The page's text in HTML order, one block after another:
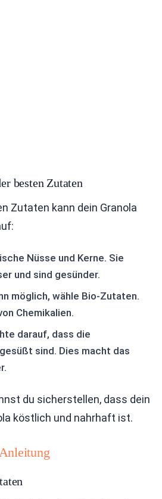
besten Zutaten
Zutaten kann dein Granola
Nüsse und Kerne. Sie
und sind gesünder.
möglich, wähle Bio-Zutaten.
Chemikalien.
darauf, dass die
sind. Dies macht das
du sicherstellen, dass dein
köstlich und nahrhaft ist.